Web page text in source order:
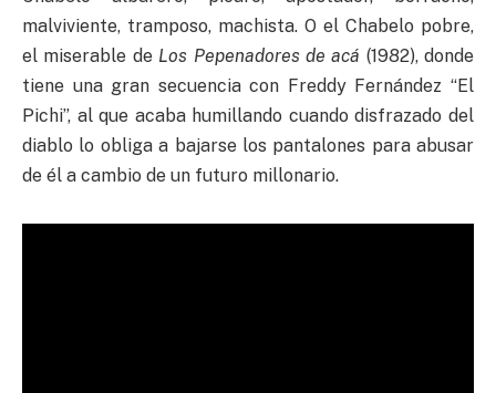
malviviente, tramposo, machista. O el Chabelo pobre,
el miserable de Los Pepenadores de acá (1982), donde
tiene una gran secuencia con Freddy Fernández “El
Pichi”, al que acaba humillando cuando disfrazado del
diablo lo obliga a bajarse los pantalones para abusar
de él a cambio de un futuro millonario.